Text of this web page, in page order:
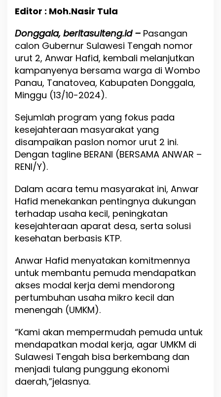
a
a
k
a
n
S
e
a
P
r
o
g
n
y
a
D
h
d
a
p
a
n
g
a
e
s
Editor : Moh.Nasir Tula
Donggala, beritasulteng.id – Pasangan
calon Gubernur Sulawesi Tengah nomor
urut 2, Anwar Hafid, kembali melanjutkan
kampanyenya bersama warga di Wombo
Panau, Tanatovea, Kabupaten Donggala,
Minggu (13/10-2024).
Sejumlah program yang fokus pada
kesejahteraan masyarakat yang
disampaikan paslon nomor urut 2 ini.
Dengan tagline BERANI (BERSAMA ANWAR –
RENI/Y).
Dalam acara temu masyarakat ini, Anwar
Hafid menekankan pentingnya dukungan
terhadap usaha kecil, peningkatan
kesejahteraan aparat desa, serta solusi
kesehatan berbasis KTP.
Anwar Hafid menyatakan komitmennya
untuk membantu pemuda mendapatkan
akses modal kerja demi mendorong
pertumbuhan usaha mikro kecil dan
menengah (UMKM).
“Kami akan mempermudah pemuda untuk
mendapatkan modal kerja, agar UMKM di
Sulawesi Tengah bisa berkembang dan
menjadi tulang punggung ekonomi
daerah,”jelasnya.